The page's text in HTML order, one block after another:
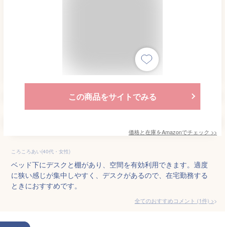
この商品をサイトでみる
価格と在庫をAmazonでチェック >>
ころころあい(40代・女性)
ベッド下にデスクと棚があり、空間を有効利用できます。適度
に狭い感じが集中しやすく、デスクがあるので、在宅勤務する
ときにおすすめです。
全てのおすすめコメント (1件) >